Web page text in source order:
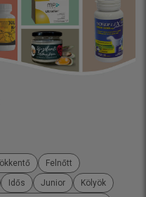
Felnőtt
Idős Junior
Kölyök